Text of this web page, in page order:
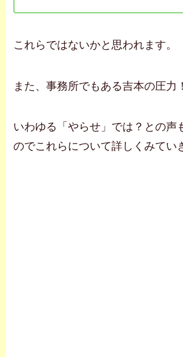
これらではないかと思われます。
また、事務所でもある吉本の圧力！
いわゆる「やらせ」では？との声
のでこれらについて詳しくみてい